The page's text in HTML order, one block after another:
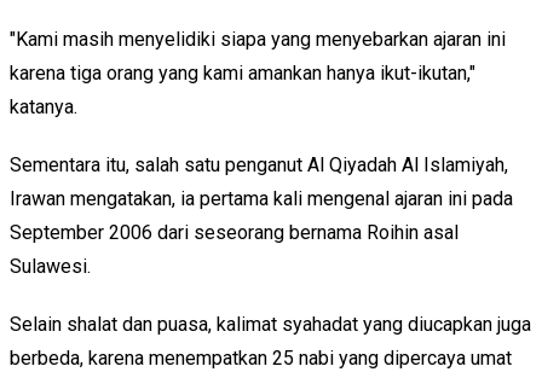
"Kami masih menyelidiki siapa yang menyebarkan ajaran ini
karena tiga orang yang kami amankan hanya ikut-ikutan,"
katanya.
Sementara itu, salah satu penganut Al Qiyadah Al Islamiyah,
Irawan mengatakan, ia pertama kali mengenal ajaran ini pada
September 2006 dari seseorang bernama Roihin asal
Sulawesi.
Selain shalat dan puasa, kalimat syahadat yang diucapkan juga
berbeda, karena menempatkan 25 nabi yang dipercaya umat